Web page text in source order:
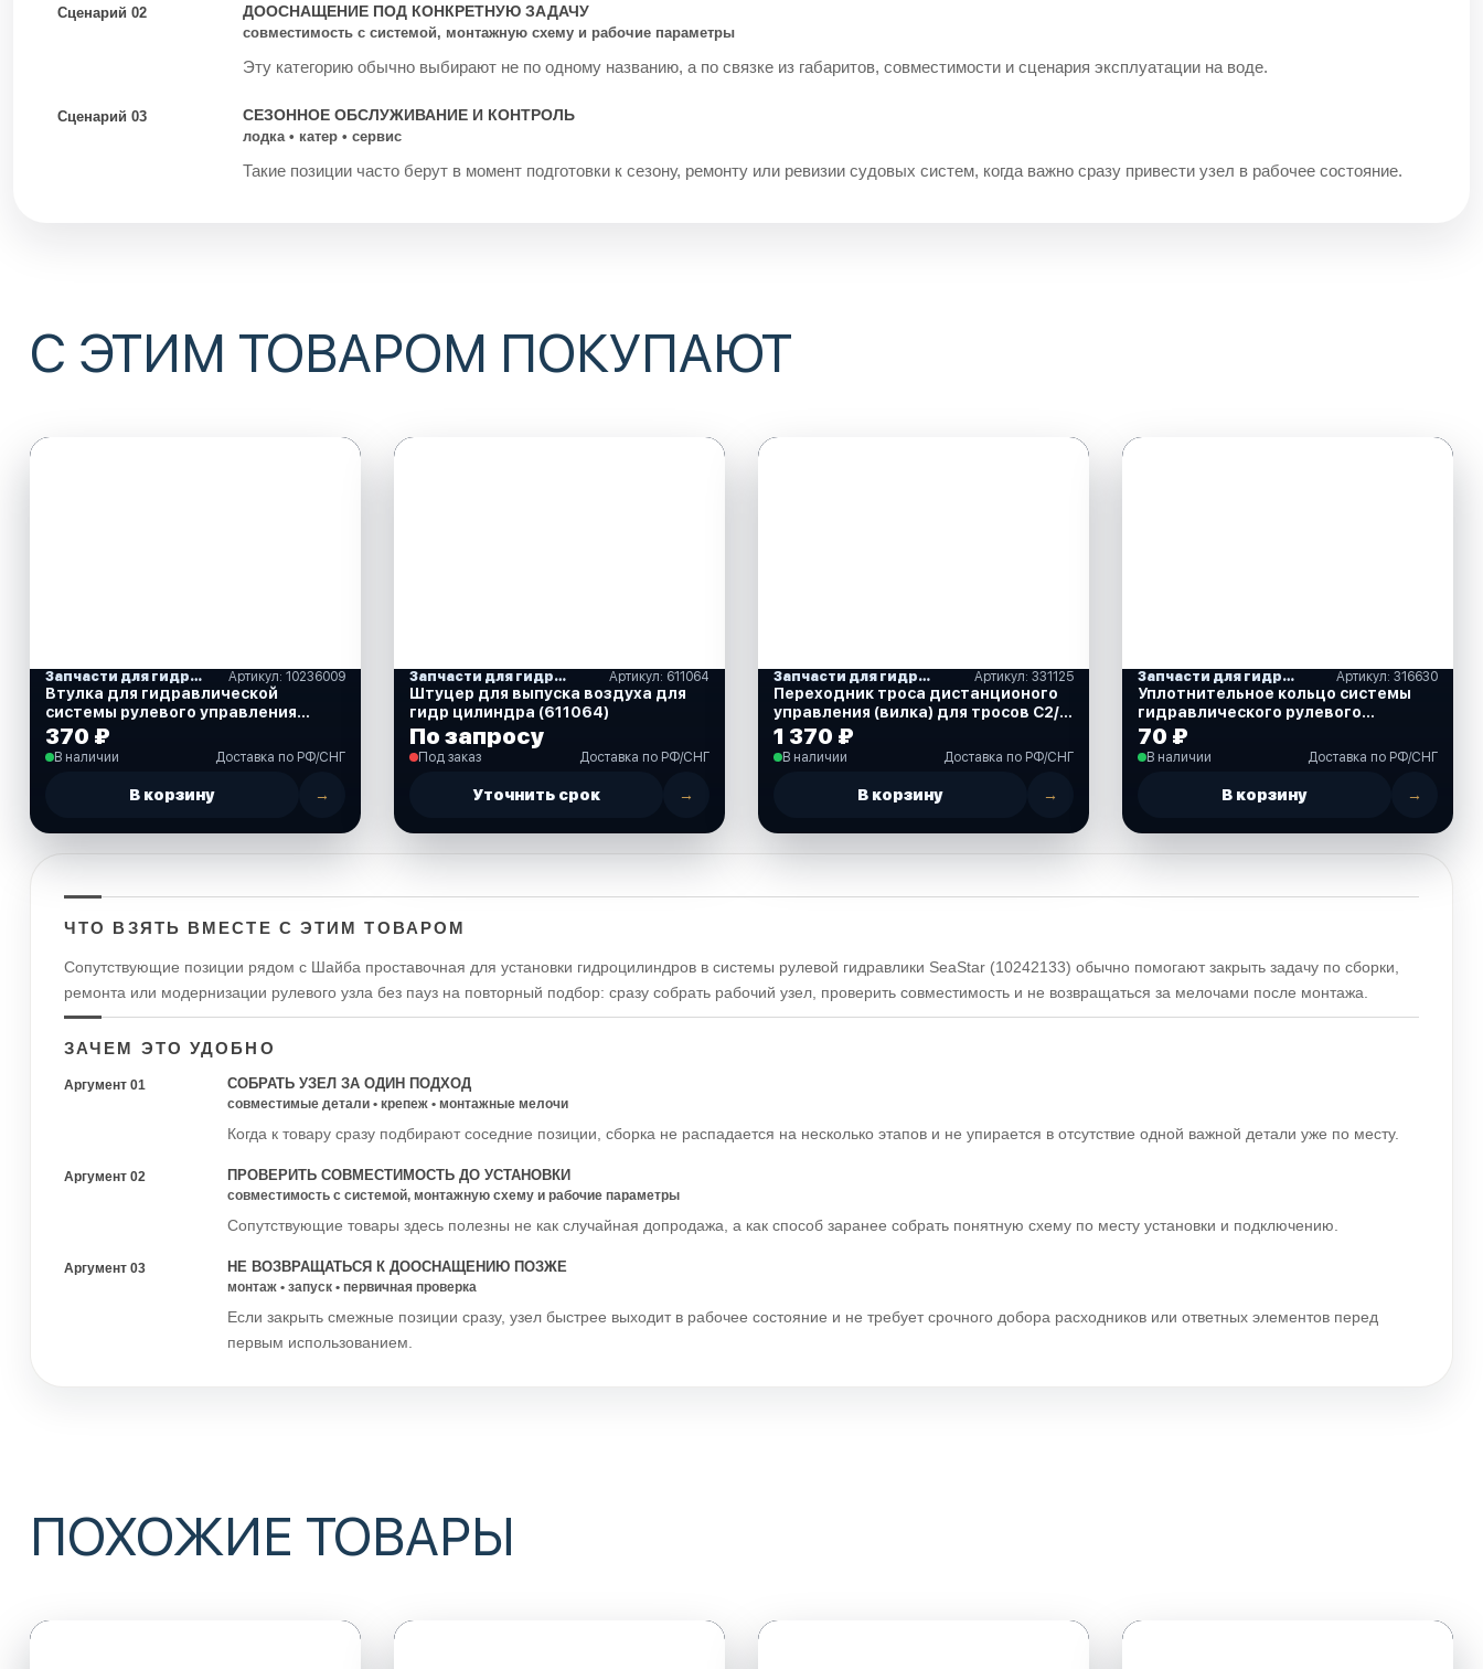
Сценарий 02 ДООСНАЩЕНИЕ ПОД КОНКРЕТНУЮ ЗАДАЧУ
совместимость с системой, монтажную схему и рабочие параметры
Эту категорию обычно выбирают не по одному названию, а по связке из габаритов, совместимости и сценария эксплуатации на воде.
Сценарий 03 СЕЗОННОЕ ОБСЛУЖИВАНИЕ И КОНТРОЛЬ
лодка • катер • сервис
Такие позиции часто берут в момент подготовки к сезону, ремонту или ревизии судовых систем, когда важно сразу привести узел в рабочее состояние.
С ЭТИМ ТОВАРОМ ПОКУПАЮТ
Запчасти для гидравличнских систем рулевого управления Артикул: 10236009
Втулка для гидравлической
системы рулевого управления
SeaStar (745920)
370 ₽
В наличии Доставка по РФ/СНГ
В корзину →
Запчасти для гидравличнских систем рулевого управления Артикул: 611064
Штуцер для выпуска воздуха для
гидр цилиндра (611064)
По запросу
Под заказ Доставка по РФ/СНГ
Уточнить срок →
Запчасти для гидравличнских систем рулевого управления Артикул: 331125
Переходник троса дистанционого
управления (вилка) для тросов С2/
С5 (331125)
1 370 ₽
В наличии Доставка по РФ/СНГ
В корзину →
Запчасти для гидравличнских систем рулевого управления Артикул: 316630
Уплотнительное кольцо системы
гидравлического рулевого
управления SeaStar (316630)
70 ₽
В наличии Доставка по РФ/СНГ
В корзину →
ЧТО ВЗЯТЬ ВМЕСТЕ С ЭТИМ ТОВАРОМ
Сопутствующие позиции рядом с Шайба проставочная для установки гидроцилиндров в системы рулевой гидравлики SeaStar (10242133) обычно помогают закрыть задачу по сборки,
ремонта или модернизации рулевого узла без пауз на повторный подбор: сразу собрать рабочий узел, проверить совместимость и не возвращаться за мелочами после монтажа.
ЗАЧЕМ ЭТО УДОБНО
Аргумент 01 СОБРАТЬ УЗЕЛ ЗА ОДИН ПОДХОД
совместимые детали • крепеж • монтажные мелочи
Когда к товару сразу подбирают соседние позиции, сборка не распадается на несколько этапов и не упирается в отсутствие одной важной детали уже по месту.
Аргумент 02 ПРОВЕРИТЬ СОВМЕСТИМОСТЬ ДО УСТАНОВКИ
совместимость с системой, монтажную схему и рабочие параметры
Сопутствующие товары здесь полезны не как случайная допродажа, а как способ заранее собрать понятную схему по месту установки и подключению.
Аргумент 03 НЕ ВОЗВРАЩАТЬСЯ К ДООСНАЩЕНИЮ ПОЗЖЕ
монтаж • запуск • первичная проверка
Если закрыть смежные позиции сразу, узел быстрее выходит в рабочее состояние и не требует срочного добора расходников или ответных элементов перед
первым использованием.
ПОХОЖИЕ ТОВАРЫ